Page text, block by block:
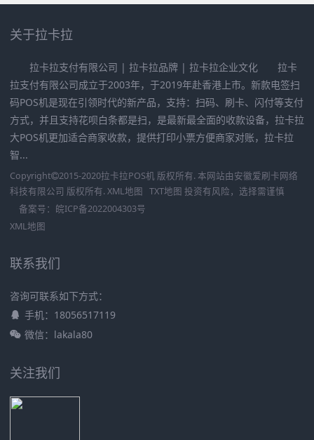
关于拉卡拉
拉卡拉支付有限公司 | 拉卡拉品牌 | 拉卡拉企业文化 拉卡
拉支付有限公司成立于2003年，于2019年赴香港上市。新款电签扫
码POS机是现在引领时代的新产品，支持：扫码、刷卡、闪付等支付
方式，并且支持花呗白条都是扫，是最新最全面的收款设备，拉卡拉
大POS机更加适合商家收款，提供打印小票方便商家对账，拉卡拉
智...
Copyright 2015-2020拉卡拉POS机 版权所有. 本网站由安徽爱刷卡网络
科技有限公司 版权所有. XML地图 TXT地图 投资有风险，选择需谨慎
备案号： 皖ICP备2022004303号
XML地图
联系我们
咨询可联系如下方式：
手机：18056517119
微信：lakala80
关注我们